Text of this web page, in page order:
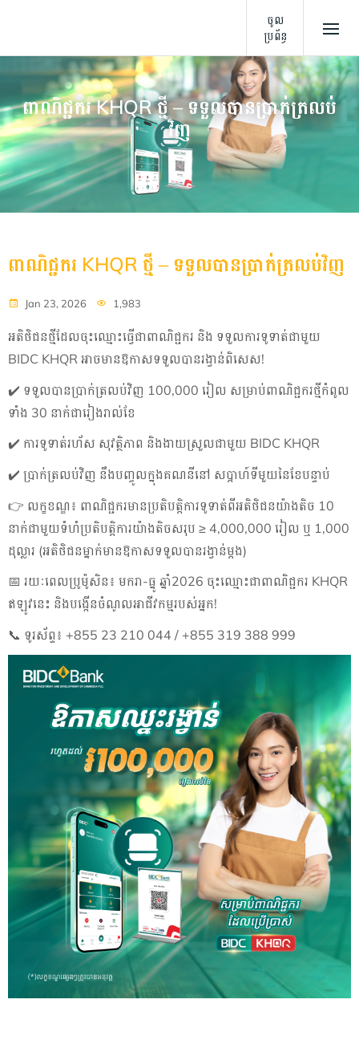
ចូល
ប្រព័ន្ធ
ពាណិជ្ជករ KHQR ថ្មី – ទទួលបានប្រាក់ត្រលប់
វិញ
ពាណិជ្ជករ KHQR ថ្មី – ទទួលបានប្រាក់ត្រលប់វិញ
Jan 23, 2026 1,983
អតិថិជនថ្មីដែលចុះឈ្មោះធ្វើជាពាណិជ្ជករ និង ទទួលការទូទាត់ជាមួយ
BIDC KHQR អាចមានឱកាសទទួលបានរង្វាន់ពិសេស!
✔️ ទទួលបានប្រាក់ត្រលប់វិញ 100,000 រៀល សម្រាប់ពាណិជ្ជករថ្មីកំពូល
ទាំង 30 នាក់ជារៀងរាល់ខែ
✔️ ការទូទាត់រហ័ស សុវត្ថិភាព និងងាយស្រួលជាមួយ BIDC KHQR
✔️ ប្រាក់ត្រលប់វិញ នឹងបញ្ចូលក្នុងគណនីនៅ សប្តាហ៍ទីមួយនៃខែបន្ទាប់
👉 លក្ខខណ្ឌ៖ ពាណិជ្ជករមានប្រតិបត្តិការទូទាត់ពីអតិថិជនយ៉ាងតិច 10
នាក់ជាមួយទំហំប្រតិបត្តិការយ៉ាងតិចសរុប ≥ 4,000,000 រៀល ឬ 1,000
ដុល្លារ (អតិថិជនម្នាក់មានឱកាសទទួលបានរង្វាន់ម្តង)
📅 រយៈពេលប្រូម៉ូសិន៖ មករា-ធ្នូ ឆ្នាំ2026 ចុះឈ្មោះជាពាណិជ្ជករ KHQR
ឥឡូវនេះ និងបង្កើនចំណូលអាជីវកម្មរបស់អ្នក!
📞 ទូរស័ព្ទ៖ +855 23 210 044 / +855 319 388 999